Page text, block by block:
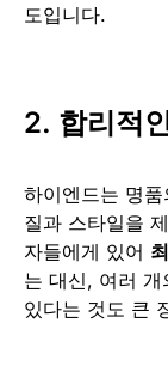
도입니다.
2. 합리적
하이엔드는 명
질과 스타일을
자들에게 있어
는 대신, 여러
있다는 것도 큰